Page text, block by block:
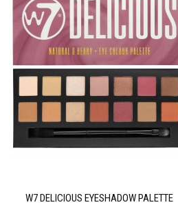
W7 DELICIOUS EYESHADOW PALETTE